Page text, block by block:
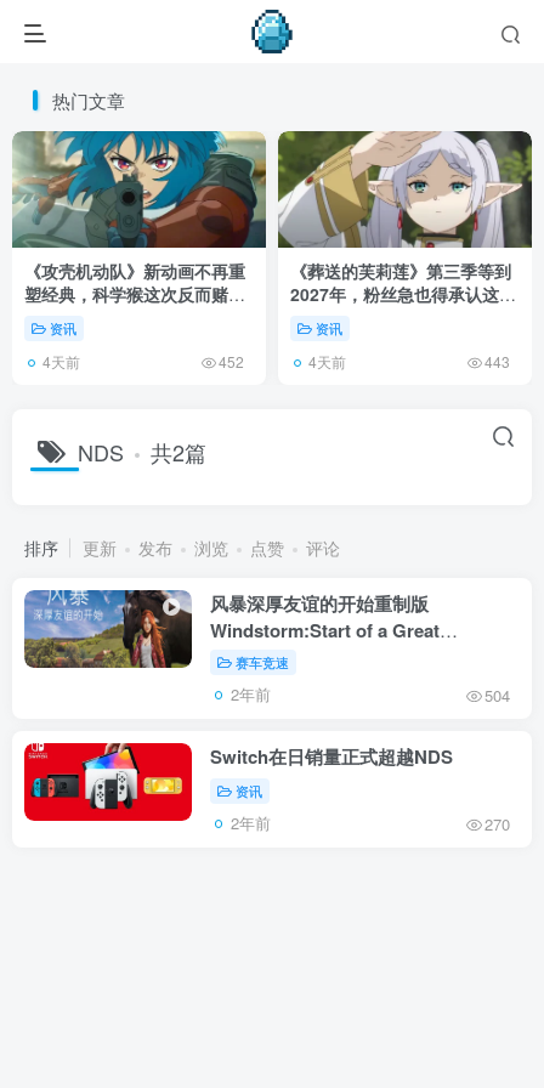
热门文章
《攻壳机动队》新动画不再重
塑经典，科学猴这次反而赌对
了！资讯
4天前 452
《葬送的芙莉莲》第三季等到
2027年，粉丝急也得承认这次
慢得有道理！
资讯
4天前 443
NDS 共2篇
排序 更新 发布 浏览 点赞 评论
风暴深厚友谊的开始重制版
Windstorm:Start of a Great
Friendship
赛车竞速
2年前 504
Switch在日销量正式超越NDS
资讯
2年前 270